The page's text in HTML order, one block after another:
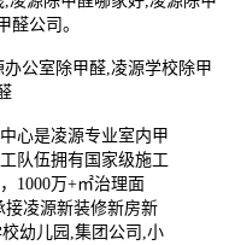
醛公司。
心是凌源专业室内甲
队伍拥有国家级施工
1000万+㎡治理面
凌源新装修新房新
幼儿园,集团公司,小